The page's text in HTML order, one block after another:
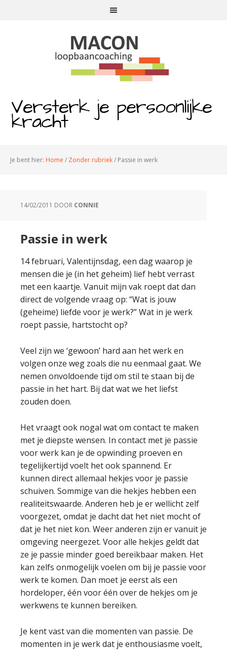
Versterk je persoonlijke
kracht
Je bent hier: Home / Zonder rubriek/ Passie in werk
14/02/2011 DOOR CONNIE
Passie in werk
14 februari, Valentijnsdag, een dag waarop je
mensen die je (in het geheim) lief hebt verrast
met een kaartje. Vanuit mijn vak roept dat dan
direct de volgende vraag op: “Wat is jouw
(geheime) liefde voor je werk?” Wat in je werk
roept passie, hartstocht op?
Veel zijn we ‘gewoon’ hard aan het werk en
volgen onze weg zoals die nu eenmaal gaat. We
nemen onvoldoende tijd om stil te staan bij de
passie in het hart. Bij dat wat we het liefst
zouden doen.
Het vraagt ook nogal wat om contact te maken
met je diepste wensen. In contact met je passie
voor werk kan je de opwinding proeven en
tegelijkertijd voelt het ook spannend. Er
kunnen direct allemaal hekjes voor je passie
schuiven. Sommige van die hekjes hebben een
realiteitswaarde. Anderen heb je er wellicht zelf
voorgezet, omdat je dacht dat het niet mocht of
dat je het niet kon. Weer anderen zijn er vanuit je
omgeving neergezet. Voor alle hekjes geldt dat
ze je passie minder goed bereikbaar maken. Het
kan zelfs onmogelijk voelen om bij je passie voor
werk te komen. Dan moet je eerst als een
hordeloper, één voor één over de hekjes om je
werkwens te kunnen bereiken.
Je kent vast van die momenten van passie. De
momenten in je werk dat je enthousiasme voelt,